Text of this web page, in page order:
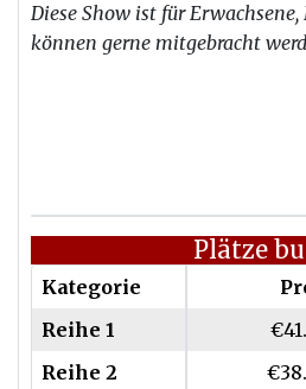
Diese Show ist für
können gerne mitgebracht
Plätze
Kategorie
Reihe 1
Reihe 2